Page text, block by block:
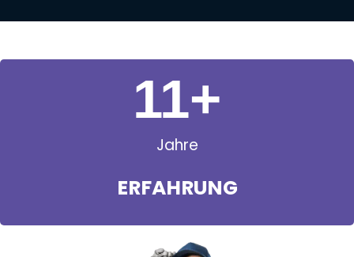
Jahre
ERFAHRUNG
11+